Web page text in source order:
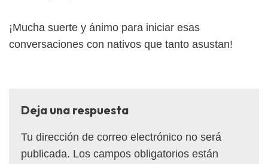
¡Mucha suerte y ánimo para iniciar esas
conversaciones con nativos que tanto asustan!
Deja una respuesta
Tu dirección de correo electrónico no será
publicada. Los campos obligatorios están